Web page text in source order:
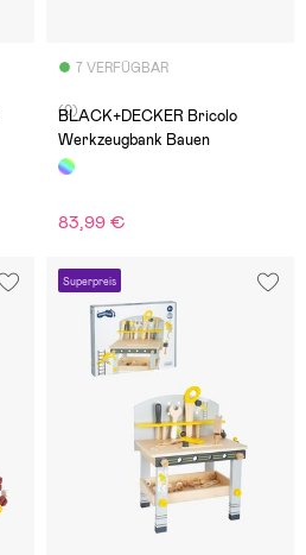
7 VERFÜGBAR
(0)
BLACK+DECKER Bricolo
Werkzeugbank Bauen
83,99 €
Superpreis